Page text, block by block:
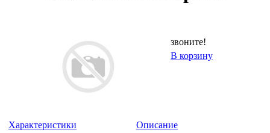
звоните!
В корзину
Характеристики
Описание